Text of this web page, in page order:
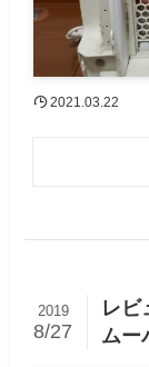
2021.03.22
レビ
ムー
2019
8/27